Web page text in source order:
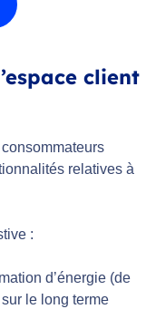
client
relatives à
:
d’énergie (de
le long terme